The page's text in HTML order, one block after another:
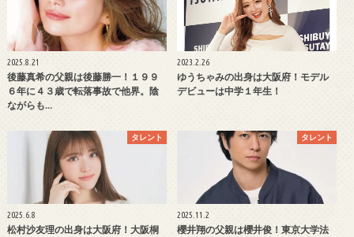
2025.8.21
後藤真希の父親は後藤勝一！１９９
６年に４３歳で転落事故で他界。陰
ながらも…
2023.2.26
ゆうちゃみの出身は大阪府！モデル
デビューは中学１年生！
タレント
2025.6.8
松村沙友理の出身は大阪府！大阪桐
タレント
2025.11.2
櫻井翔の父親は櫻井俊！東京大学法